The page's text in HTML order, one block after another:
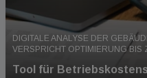
DIGITALE ANALYSE DER
VERSPRICHT OPTIMIERUNG BIS
Tool für